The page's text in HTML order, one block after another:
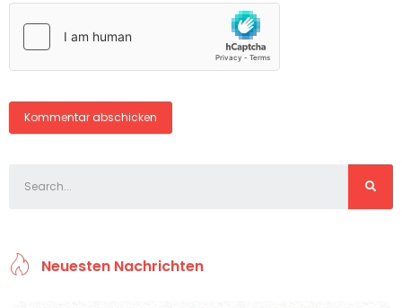
Neuesten Nachrichten